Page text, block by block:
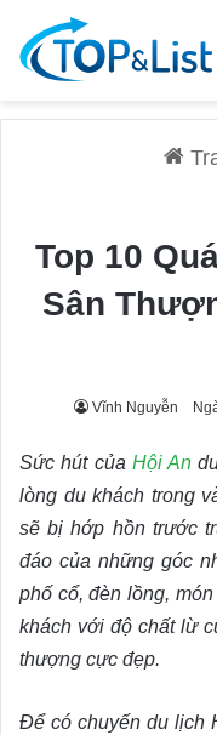
Top 10
Sân
Vĩnh Nguyễn
Sức hút của Hội An
lòng du khách trong
sẽ bị hớp hồn trước
đáo của những góc
phố cổ, đèn lồng,
khách với độ chất lừ
thượng cực đẹp.
Để có chuyến du lịch